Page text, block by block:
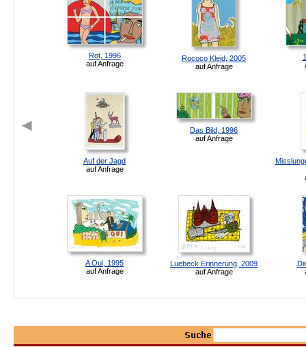
Rot, 1996
auf Anfrage
Rococo Kleid, 2005
auf Anfrage
Auf der Jagd
auf Anfrage
Das Bild, 1996
auf Anfrage
A Oui, 1995
auf Anfrage
Luebeck Erinnerung, 2009
auf Anfrage